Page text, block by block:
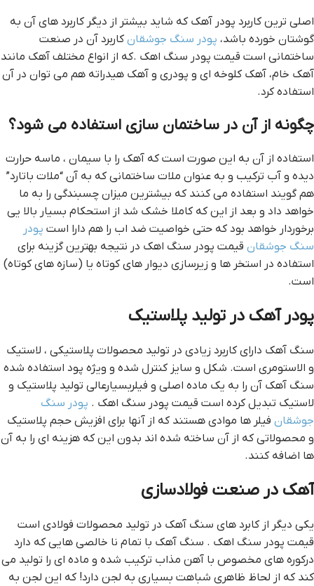
اصلي ترين کاربرد پودر آهک که شايد بيشتر از ديگر کاربرد هاي آن به
گوشتان خورده باشد، پودر سنگ جوشقانکاربرد آن در صنعت
ساختماني است قيمت پودر سنگ اهک .که از انواع مختلف آهک مانند
آهک خام، آهک کلوخه اي و پودري و آهک هيدراته هم مي توان در آن
استفاده کرد.
چگونه از آن در ساختمان سازي استفاده مي شود؟
استفاده از آن به اين صورت است که آهک را با سيمان ، ماسه حرارت
ديده و آب ترکيب و به عنوان ملات ساختماني که به آن “ملات باتارد”
هم گويند استفاده مي کنند که بيشترين ميزان چسبندگي را به ما
خواهد داد و بعد از اين که کاملا خشک شد از استحکام بسيار بالا يي
برخوردار خواهد بود که حتي خواصيت ضد اب را هم دارا است پودر
سنگ جوشقان قيمت پودر سنگ اهک در نتيجه بهترين گزينه براي
استفاده در استخر ها و زيرسازي ديوار هاي کوتاه يا (سازه هاي کوتاه)
است.
پودر آهک در توليد پلاستيک
سنگ آهک داراي کاربرد زيادي در توليد محصولات پلاستيکي ، لاستيک
و الاستومري است. شکل و سايز کنترل شده و ويژه پود استفاده شده
سنگ آهک آن را به يک ماده اصلي و فيلربسيارعالي توليد پلاستيک و
لاستيک تبديل کرده است قيمت پودر سنگ اهک . پودر سنگ
جوشقان فيلر ها موادي هستند که از آنها براي افزيش حجم پلاستيک
و محصولاتي که از آن ساخته شده اند بدون اين که هزينه اي را به آن
ها اضافه کنند.
آهک در صنعت فولادسازي
يکي ديگر از کابرد هاي سنگ آهک در توليد محصولات فولادي است
قيمت پودر سنگ اهک . سنگ آهک با تمام نا خالصي هايي که دارد
درکوره هاي مخصوص با آهن مذاب ترکيب شده و ماده اي را توليد مي
کند که از لحاظ ظاهري شباهت بسياري به لجن دارد! که اين لجن به